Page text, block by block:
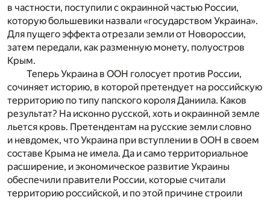
в частности, поступили с окраинной частью России,
которую большевики назвали «государством Украина».
Для пущего эффекта отрезали земли от Новороссии,
затем передали, как разменную монету, полуостров
Крым.
Теперь Украина в ООН голосует против России,
сочиняет историю, в которой претендует на российскую
территорию по типу папского короля Даниила. Каков
результат? На исконно русской, хоть и окраинной земле
льется кровь. Претендентам на русские земли словно
и невдомек, что Украина при вступлении в ООН в своем
составе Крыма не имела. Да и само территориальное
расширение, и экономическое развитие Украины
обеспечили правители России, которые считали
территорию российской, и по этой причине строили